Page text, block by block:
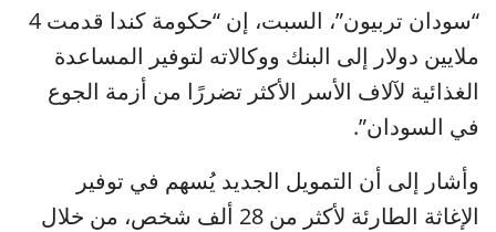
“سودان تربيون”، السبت، إن “حكومة كندا قدمت 4
ملايين دولار إلى البنك ووكالاته لتوفير المساعدة
الغذائية لآلاف الأسر الأكثر تضررًا من أزمة الجوع
في السودان”.
وأشار إلى أن التمويل الجديد يُسهم في توفير
الإغاثة الطارئة لأكثر من 28 ألف شخص، من خلال